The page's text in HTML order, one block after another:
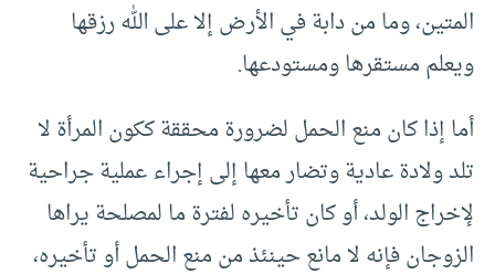
المتين، وما من دابة في الأرض إلا على الله رزقها
ويعلم مستقرها ومستودعها.
أما إذا كان منع الحمل لضرورة محققة ككون المرأة لا
تلد ولادة عادية وتضار معها إلى إجراء عملية جراحية
لإخراج الولد، أو كان تأخيره لفترة ما لمصلحة يراها
الزوجان فإنه لا مانع حينئذ من منع الحمل أو تأخيره،